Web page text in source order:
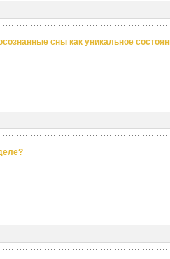
сны как уникальное